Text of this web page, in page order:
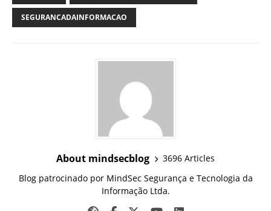
SEGURANCADAINFORMACAO
About mindsecblog
3696 Articles
Blog patrocinado por MindSec Segurança e Tecnologia da
Informação Ltda.